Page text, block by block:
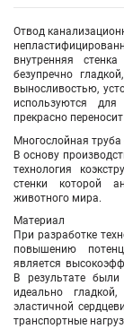
Отвод
внутренняя
безупречно
выносливостью,
используются
прекрасно
Многослойная
В основу
технология
стенки которой
животного мира.
Материал
При разработке
повышению
является
В результате
идеально
эластичной
транспортные